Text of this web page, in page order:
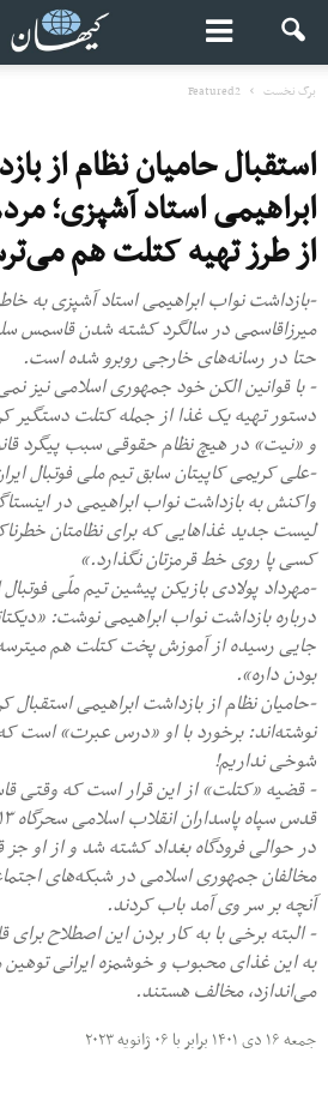
برگ نخست Featured2
استقبال حامیان نظام از
ابراهیمی استاد آشپزی؛
از طرز تهیه کتلت هم
-بازداشت نواب ابراهیمی استاد آشپزی به
میرزاقاسمی در سالگرد کشته شدن قاسمس
حتا در رسانه‌های خارجی روبرو شده است.
- با قوانین الکن خود جمهوری اسلامی نیز
دستور تهیه یک غذا از جمله کتلت دستگیر
و «نیت» در هیچ نظام حقوقی سبب پیگرد
-علی کریمی کاپیتان سابق تیم ملی فوتبال
واکنش به بازداشت نواب ابراهیمی در
لیست جدید غذاهایی که برای نظامتان
کسی پا روی خط قرمزتان نگذارد.»
-مهرداد پولادی بازیکن پیشین تیم ملّی
درباره بازداشت نواب ابراهیمی نوشت:
جایی رسیده از آموزش پخت کتلت هم میترسه
بودن داره».
-حامیان نظام از بازداشت ابراهیمی استقبال
نوشته‌اند: برخورد با او «درس عبرت» است
شوخی نداریم!
- قضیه «کتلت» از این قرار است که وقتی
در حوالی فرودگاه بغداد کشته شد و از او جز
مخالفان جمهوری اسلامی در شبکه‌های
آنچه بر سر وی آمد باب کردند.
- البته برخی با به کار بردن این اصطلاح برای
به این غذای محبوب و خوشمزه ایرانی توهین
می‌اندازد، مخالف هستند.
جمعه ۱۶ دی ۱۴۰۱ برابر با ۰۶ ژانویه ۲۰۲۳